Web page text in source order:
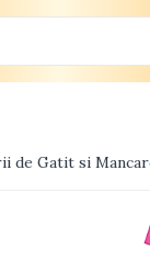
de Gatit si